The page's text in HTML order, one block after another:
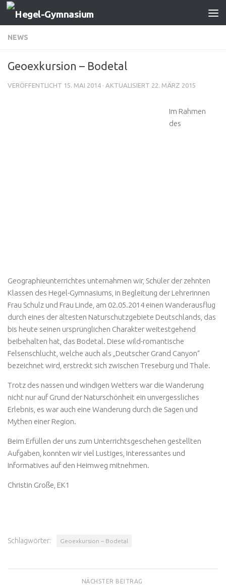
Zum Inhalt springen
NEWS
Geoexkursion – Bodetal
VERÖFFENTLICHT 15. MAI 2014 · AKTUALISIERT 22. MÄRZ 2015
Im Rahmen
des
Geographieunterrichtes unternahmen wir, Schüler der zehnten
Klassen des Hegel-Gymnasiums, in Begleitung der Lehrerinnen
Frau Schulz und Frau Linde, am 02.05.2014 einen Wanderausflug
durch eines der ältesten Naturschutzgebiete Deutschlands, das
bis heute seinen ursprünglichen Charakter weitestgehend
beibehalten hat, das Bodetal. Diese wild-romantische
Felsenschlucht, welche auch als „Deutscher Grand Canyon“
bezeichnet wird, erstreckt sich zwischen Treseburg und Thale.
Trotz des nassen und windigen Wetters war die Wanderung
nicht nur auf Grund der Naturschönheit ein unvergessliches
Erlebnis, es war auch eine Wanderung durch die Sagen und
Mythen einer Region.
Beim Erfüllen der uns zum Unterrichtsgeschehen gestellten
Aufgaben, konnten wir viel Lustiges, Interessantes und
Informatives auf den Heimweg mitnehmen.
Christin Große, EK1
Schlagwörter: Geoexkursion – Bodetal
NÄCHSTER BEITRAG